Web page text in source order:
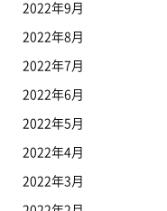
2022年9月
2022年8月
2022年7月
2022年6月
2022年5月
2022年4月
2022年3月